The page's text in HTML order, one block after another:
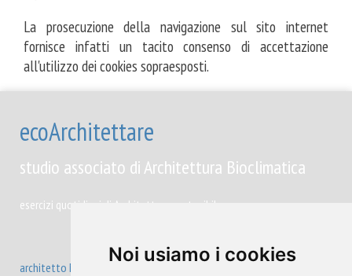
Noi usiamo i cookies
La prosecuzione della navigazione sul sito internet
fornisce infatti un tacito consenso di accettazione
all'utilizzo dei cookies sopraesposti.
ecoArchitettare
studio associato di Architettura Bioclimatica
esercizi quotidiani di Architettura sostenibile
architetto Michele Ricupero | geometra Yvette Comé